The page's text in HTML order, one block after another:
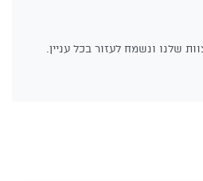
שלנו ונשמח לעזור בכל עניין.